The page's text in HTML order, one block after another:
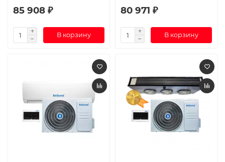
85 908 ₽
В корзину
80 971 ₽
В корзину